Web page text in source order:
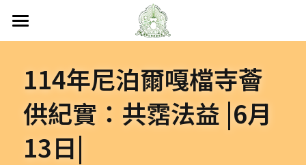
首頁
關於嘎檔
認識嘎檔
傳承祖師
嘎檔修行
嘎檔經藏
弘法日誌
114年尼泊爾嘎檔寺薈
供紀實：共霑法益 |6月
13日|